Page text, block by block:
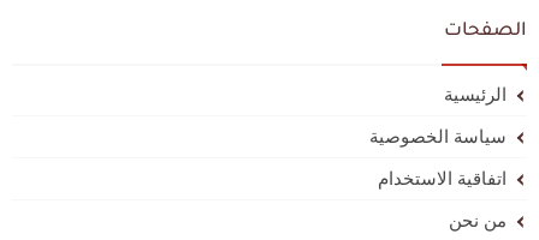
الصفحات
الرئيسية
سياسة الخصوصية
اتفاقية الاستخدام
من نحن